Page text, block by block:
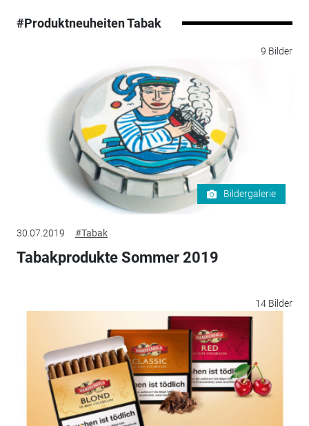
#Produktneuheiten Tabak
9 Bilder
Bildergalerie
30.07.2019 #Tabak
Tabakprodukte Sommer 2019
14 Bilder